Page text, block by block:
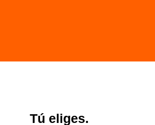
Tú eliges.